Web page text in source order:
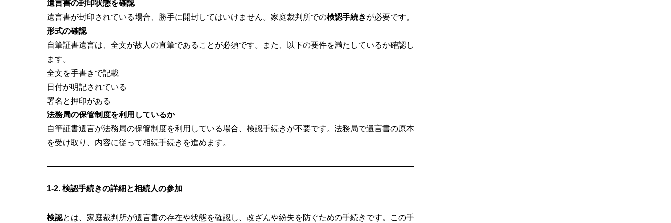
遺言書の封印状態を確認
遺言書が封印されている場合、勝手に開封してはいけません。家庭裁判所での検認手続きが必要です。
形式の確認
自筆証書遺言は、全文が故人の直筆であることが必須です。また、以下の要件を満たしているか確認し
ます。
全文を手書きで記載
日付が明記されている
署名と押印がある
法務局の保管制度を利用しているか
自筆証書遺言が法務局の保管制度を利用している場合、検認手続きが不要です。法務局で遺言書の原本
を受け取り、内容に従って相続手続きを進めます。
1-2. 検認手続きの詳細と相続人の参加
検認とは、家庭裁判所が遺言書の存在や状態を確認し、改ざんや紛失を防ぐための手続きです。この手